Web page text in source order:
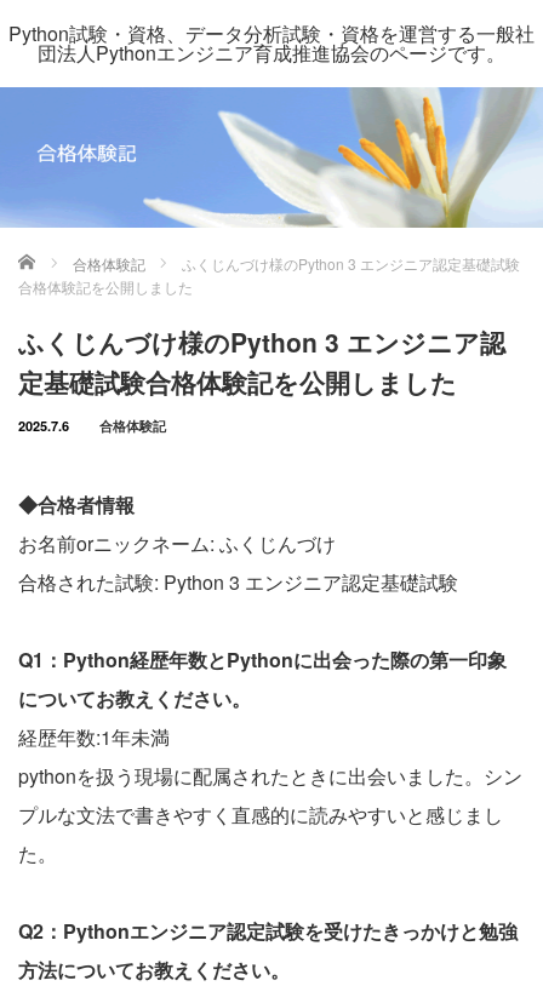
Python試験・資格、データ分析試験・資格を運営する一般社
団法人Pythonエンジニア育成推進協会のページです。
ホーム 合格体験記
ふくじんづけ様のPython 3 エンジニア認定基礎試験
合格体験記を公開しました
ふくじんづけ様のPython 3 エンジニア認
定基礎試験合格体験記を公開しました
2025.7.6 合格体験記
◆合格者情報
お名前orニックネーム: ふくじんづけ
合格された試験: Python 3 エンジニア認定基礎試験
Q1：Python経歴年数とPythonに出会った際の第一印象
についてお教えください。
経歴年数:1年未満
pythonを扱う現場に配属されたときに出会いました。シン
プルな文法で書きやすく直感的に読みやすいと感じまし
た。
Q2：Pythonエンジニア認定試験を受けたきっかけと勉強
方法についてお教えください。